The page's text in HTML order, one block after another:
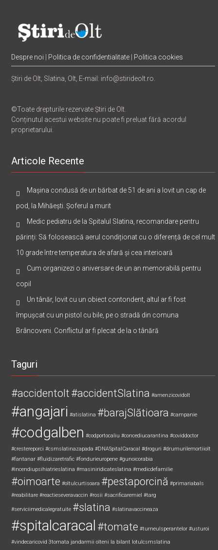
Despre noi Politica de confidentialitate Politica cookies
Știri de Olt, Slatina, Olt, E-mail: info@stirideolt.ro.
©Toate drepturile rezervate Știri de Olt.
Conținutul acestui website nu poate fi preluat fără acordul
proprietarului.
Articole Recente
Mașina condusă de un bărbat de 51 de ani a lovit un cap de
pod, la Mihăești. Șoferul a murit
Medic pediatru de la Spitalul Slatina, recomandare pentru
părinți: Să folosească aerul condiționat cu o diferență de cel mult
10 grade între temperatura de afară și cea interioară
Cum organizezi o aniversare de un an memorabilă pentru
copil
Un tânăr, lovit cu un obiect contondent, altul ar fi fost
împușcat cu un pistol cu bile, pe o stradă din comuna
Brâncoveni. Conflictul ar fi plecat de la o tânără
Taguri
#accidentolt #accidentSlatina #amenzicovidolt
#angajari #atislatina #barajSlătioara #campanie
#codgalben #codportocaliu #concediucarantina #coviddoctor
#crestereporci #csmslatinazapada #DNASpitalCaracal #droguri #drumurilemortiiolt
#fantanar #fluidizaretrafic #fondurieuropene #gunoicorabia
#incendiupsihiatrieslatina #masiniridicateslatina #medicdefamilie
#oimoarte #oltulcurtisoara #pestaporcină #primariabals
#reabilitare #reactieseveravaccin #rosii #sacrificaremiel #targ
#serviciimedicalegratuite #slatina #slatinavaccineaza
#spitalcaracal #tomate #turneulsperantelor #usturoi
#vindecaricovid 3tomata jandarmii olteni la bilant lotulcsmslatina